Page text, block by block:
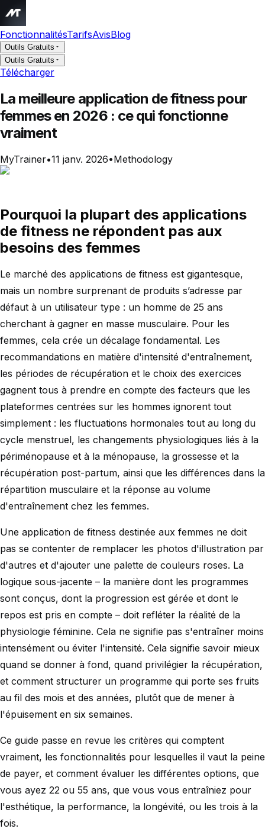
FonctionnalitésTarifsAvisBlog
Outils Gratuits
Outils Gratuits
Télécharger
La meilleure application de fitness pour
femmes en 2026 : ce qui fonctionne
vraiment
MyTrainer•11 janv. 2026•Methodology
Pourquoi la plupart des applications
de fitness ne répondent pas aux
besoins des femmes
Le marché des applications de fitness est gigantesque,
mais un nombre surprenant de produits s’adresse par
défaut à un utilisateur type : un homme de 25 ans
cherchant à gagner en masse musculaire. Pour les
femmes, cela crée un décalage fondamental. Les
recommandations en matière d'intensité d'entraînement,
les périodes de récupération et le choix des exercices
gagnent tous à prendre en compte des facteurs que les
plateformes centrées sur les hommes ignorent tout
simplement : les fluctuations hormonales tout au long du
cycle menstruel, les changements physiologiques liés à la
périménopause et à la ménopause, la grossesse et la
récupération post-partum, ainsi que les différences dans la
répartition musculaire et la réponse au volume
d'entraînement chez les femmes.
Une application de fitness destinée aux femmes ne doit
pas se contenter de remplacer les photos d'illustration par
d'autres et d'ajouter une palette de couleurs roses. La
logique sous-jacente – la manière dont les programmes
sont conçus, dont la progression est gérée et dont le
repos est pris en compte – doit refléter la réalité de la
physiologie féminine. Cela ne signifie pas s'entraîner moins
intensément ou éviter l'intensité. Cela signifie savoir mieux
quand se donner à fond, quand privilégier la récupération,
et comment structurer un programme qui porte ses fruits
au fil des mois et des années, plutôt que de mener à
l'épuisement en six semaines.
Ce guide passe en revue les critères qui comptent
vraiment, les fonctionnalités pour lesquelles il vaut la peine
de payer, et comment évaluer les différentes options, que
vous ayez 22 ou 55 ans, que vous vous entraîniez pour
l'esthétique, la performance, la longévité, ou les trois à la
fois.